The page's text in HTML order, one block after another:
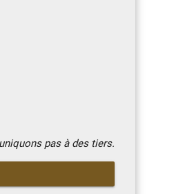
pas à des tiers.